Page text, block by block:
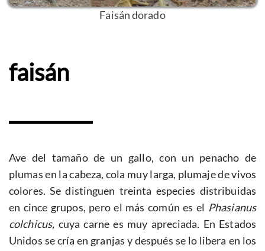
Faisán dorado
faisán
Ave del tamaño de un gallo, con un penacho de
plumas en la cabeza, cola muy larga, plumaje de vivos
colores. Se distinguen treinta especies distribuidas
en cince grupos, pero el más común es el Phasianus
colchicus, cuya carne es muy apreciada. En Estados
Unidos se cría en granjas y después se lo libera en los